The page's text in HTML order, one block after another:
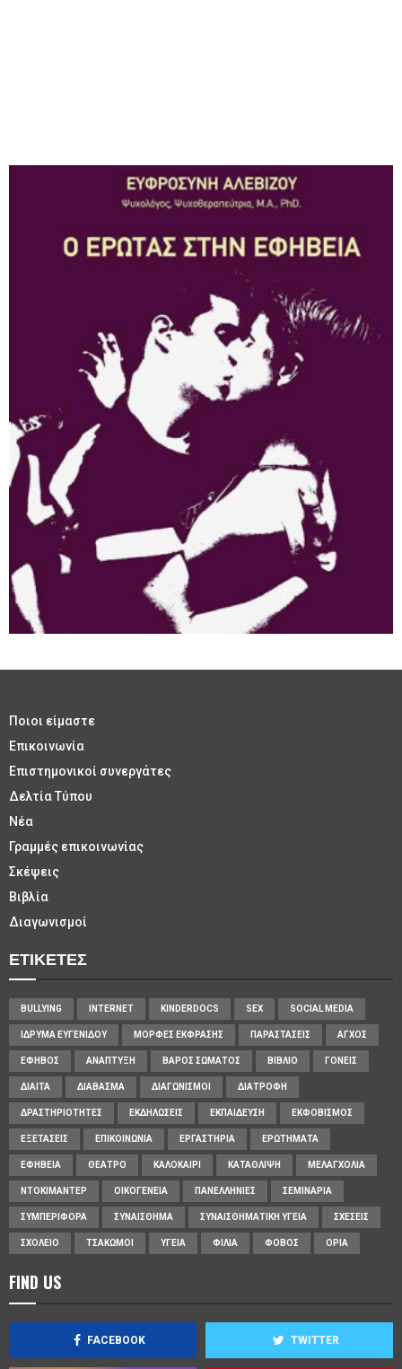
Ποιοι είμαστε
Επικοινωνία
Επιστημονικοί συνεργάτες
Δελτία Τύπου
Νέα
Γραμμές επικοινωνίας
Σκέψεις
Βιβλία
Διαγωνισμοί
ΕΤΙΚΈΤΕΣ
BULLYING INTERNET KINDERDOCS SEX SOCIAL MEDIA
ΊΔΡΥΜΑ ΕΥΓΕΝΊΔΟΥ ΜΟΡΦΈΣ ΈΚΦΡΑΣΗΣ ΠΑΡΑΣΤΆΣΕΙΣ ΆΓΧΟΣ
ΈΦΗΒΟΣ ΑΝΆΠΤΥΞΗ ΒΆΡΟΣ ΣΏΜΑΤΟΣ ΒΙΒΛΊΟ ΓΟΝΕΊΣ
ΔΊΑΙΤΑ ΔΙΆΒΑΣΜΑ ΔΙΑΓΩΝΙΣΜΟΊ ΔΙΑΤΡΟΦΉ
ΔΡΑΣΤΗΡΙΌΤΗΤΕΣ ΕΚΔΗΛΏΣΕΙΣ ΕΚΠΑΊΔΕΥΣΗ ΕΚΦΟΒΙΣΜΌΣ
ΕΞΕΤΆΣΕΙΣ ΕΠΙΚΟΙΝΩΝΊΑ ΕΡΓΑΣΤΉΡΙΑ ΕΡΩΤΉΜΑΤΑ
ΕΦΗΒΕΊΑ ΘΈΑΤΡΟ ΚΑΛΟΚΑΊΡΙ ΚΑΤΆΘΛΙΨΗ ΜΕΛΑΓΧΟΛΊΑ
ΝΤΟΚΙΜΑΝΤΈΡ ΟΙΚΟΓΈΝΕΙΑ ΠΑΝΕΛΛΉΝΙΕΣ ΣΕΜΙΝΆΡΙΑ
ΣΥΜΠΕΡΙΦΟΡΆ ΣΥΝΑΊΣΘΗΜΑ ΣΥΝΑΙΣΘΗΜΑΤΙΚΉ ΥΓΕΊΑ ΣΧΈΣΕΙΣ
ΣΧΟΛΕΊΟ ΤΣΑΚΩΜΟΊ ΥΓΕΊΑ ΦΙΛΊΑ ΦΌΒΟΣ ΌΡΙΑ
FIND US
FACEBOOK TWITTER